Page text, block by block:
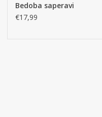
Bedoba saperavi
€17,99